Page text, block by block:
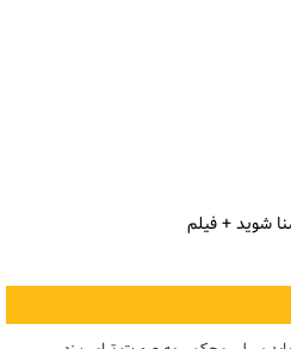
شوید + فیلم